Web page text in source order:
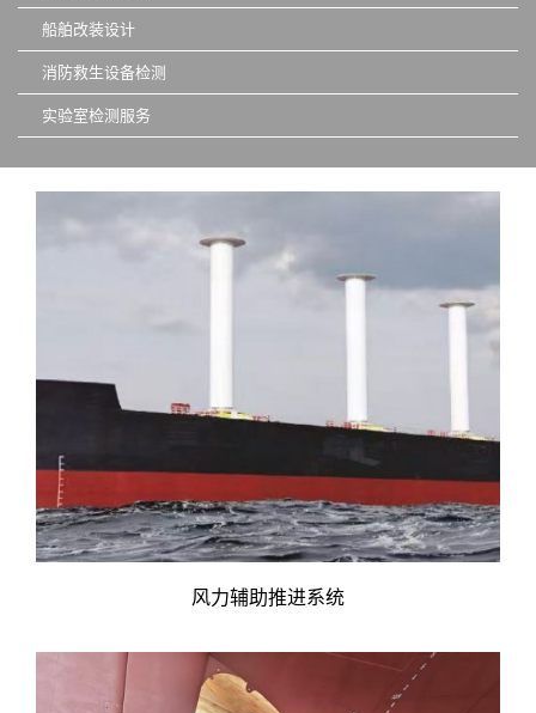
风力辅助推进系统
船舶改装设计
消防救生设备检测
实验室检测服务